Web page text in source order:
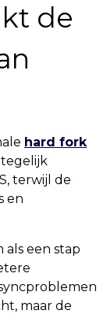
de
hard fork
terwijl de
en
een stap
maar de